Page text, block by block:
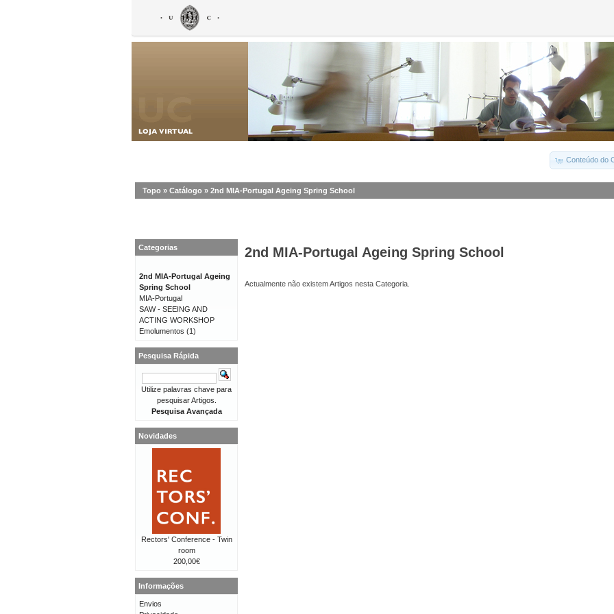
Conteúdo do
Topo » Catálogo » 2nd MIA-Portugal Ageing Spring School
2nd MIA-Portugal Ageing Spring School
Actualmente não existem Artigos nesta Categoria.
Categorias
2nd MIA-Portugal Ageing
Spring School
MIA-Portugal
SAW - SEEING AND
ACTING WORKSHOP
Emolumentos (1)
Pesquisa Rápida
Utilize palavras chave para
pesquisar Artigos.
Pesquisa Avançada
Novidades
Rectors' Conference - Twin
room
200,00€
Informações
Envios